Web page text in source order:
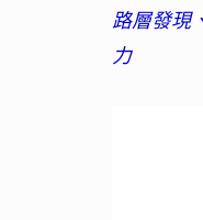
路層發現
力